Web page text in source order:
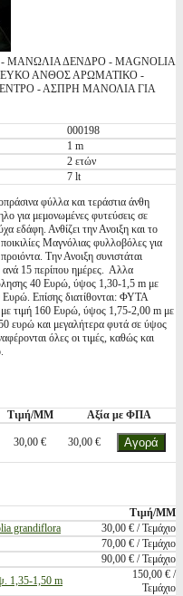
ΔΕΝΔΡΟ - MAGNOLIA
ΑΝΘΟΣ ΑΡΩΜΑΤΙΚΟ -
- ΑΣΠΡΗ ΜΑΝΟΛΙΑ ΓΙΑ
000198
1 m
2 ετών
7 lt
φύλλα και τεράστια άνθη
για μεμονωμένες φυτεύσεις σε
εδάφη. Ανθίζει την Ανοιξη και το
Μαγνόλιας φυλλοβόλες για
Την Ανοιξη συνιστάται
ανά 15 περίπου ημέρες. Αλλα
40 Ευρώ, ύψος 1,30-1,5 m με
Επίσης διατίθονται: ΦΥΤΑ
160 Ευρώ, ύψος 1,75-2,00 m με
ευρώ και μεγαλήτερα φυτά σε ύψος
όλες οι τιμές, καθώς και
Τιμή/ΜΜ Αξία με ΦΠΑ
30,00 € 30,00 €
Τιμή/ΜΜ
grandiflora
30,00 € / Τεμάχιο
70,00 € / Τεμάχιο
90,00 € / Τεμάχιο
1,35-1,50 m
150,00 € /
Τεμάχιο